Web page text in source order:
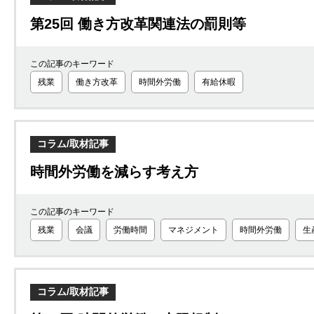
第25回 働き方改革関連法の罰則等
この記事のキーワード
残業
働き方改革 時間外労働 有給休暇
コラム/取材記事
時間外労働を減らす考え方
この記事のキーワード
残業
会議 労働時間 マネジメント 時間外労働 生
コラム/取材記事